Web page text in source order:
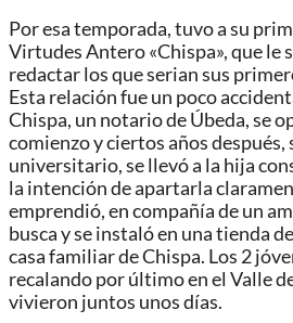
Por esa temporada, tuvo a su
Virtudes Antero «Chispa», que le
redactar los que serian sus
Esta relación fue un poco
Chispa, un notario de Úbeda, se
comienzo y ciertos años después,
universitario, se llevó a la hija
la intención de apartarla
emprendió, en compañía de un
busca y se instaló en una tienda
casa familiar de Chispa. Los 2
recalando por último en el Valle
vivieron juntos unos días.